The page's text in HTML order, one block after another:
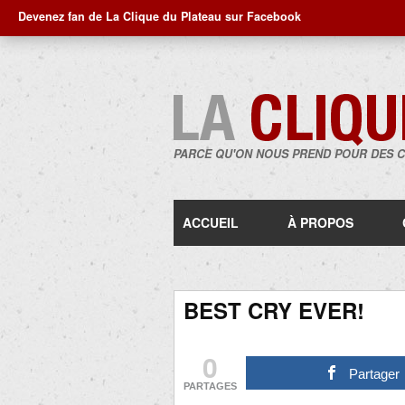
Devenez fan de La Clique du Plateau sur Facebook
PARCE QU'ON NOUS PREND POUR DES
ACCUEIL À PROPOS
BEST CRY EVER!
0
PARTAGES
Partager